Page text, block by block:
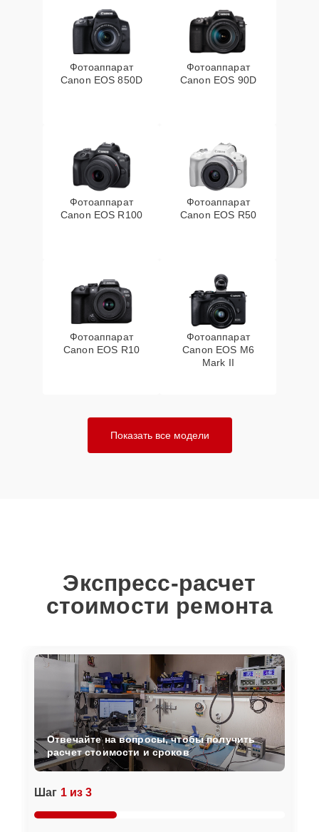
Фотоаппарат
Canon EOS 850D
Фотоаппарат
Canon EOS 90D
Фотоаппарат
Canon EOS R100
Фотоаппарат
Canon EOS R50
Фотоаппарат
Canon EOS R10
Фотоаппарат
Canon EOS M6
Mark II
Показать все модели
Экспресс-расчет
стоимости ремонта
Шаг 1 из 3
Отвечайте на вопросы, чтобы получить
расчет стоимости и сроков